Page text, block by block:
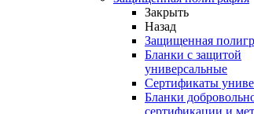
Закрыть
Назад
Защищенная
Бланки с защитой
универсальные
Сертификаты
Бланки
сертификации и